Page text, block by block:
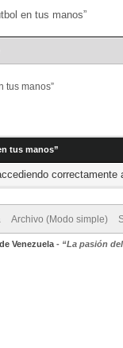
tus manos”
tus manos”
Archivo (Modo simple)
Venezuela - “La pasión